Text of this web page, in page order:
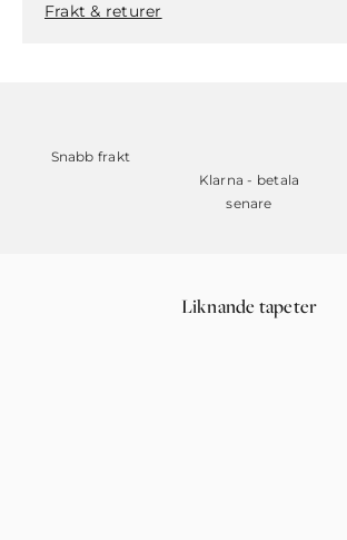
Frakt & returer
Snabb frakt
Klarna - betala
senare
Liknande tapeter